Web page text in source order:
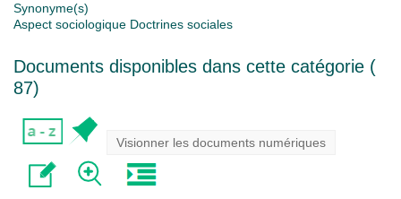
Synonyme(s)
Aspect sociologique Doctrines sociales
Documents disponibles dans cette catégorie (
87)
Visionner les documents numériques